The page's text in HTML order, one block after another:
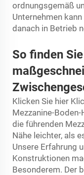
ordnungsgemäß
Unternehmen
danach in Betrieb
So finden
Klicken Sie hier
Mezzanine-
die führenden
Nähe leichter, als
Unsere Erfahrung
Konstruktionen
Besonderem. Der